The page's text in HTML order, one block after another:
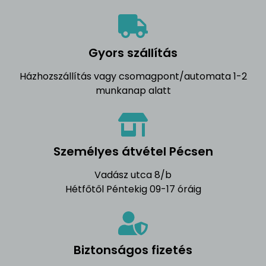
Gyors szállítás
Házhozszállítás vagy csomagpont/automata 1-2
munkanap alatt
Személyes átvétel Pécsen
Vadász utca 8/b
Hétfőtől Péntekig 09-17 óráig
Biztonságos fizetés